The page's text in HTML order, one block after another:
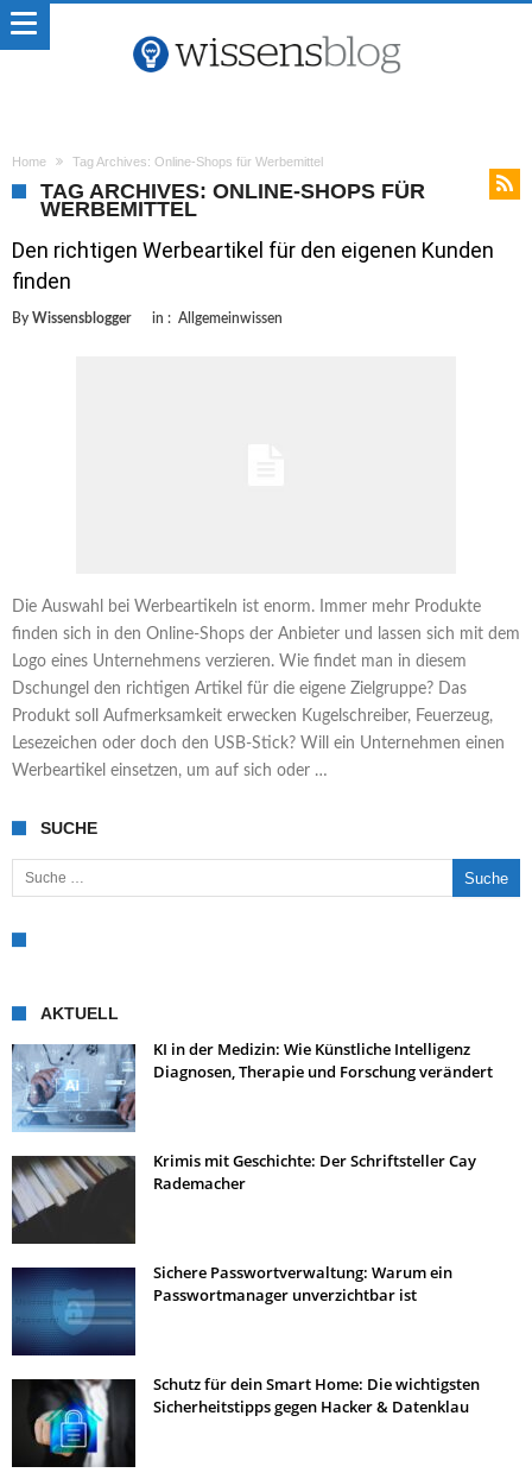
Home Tag Archives: Online-Shops für Werbemittel
TAG ARCHIVES: ONLINE-SHOPS FÜR
WERBEMITTEL
Den richtigen Werbeartikel für den eigenen Kunden
finden
By Wissensblogger in : Allgemeinwissen
Die Auswahl bei Werbeartikeln ist enorm. Immer mehr Produkte
finden sich in den Online-Shops der Anbieter und lassen sich mit dem
Logo eines Unternehmens verzieren. Wie findet man in diesem
Dschungel den richtigen Artikel für die eigene Zielgruppe? Das
Produkt soll Aufmerksamkeit erwecken Kugelschreiber, Feuerzeug,
Lesezeichen oder doch den USB-Stick? Will ein Unternehmen einen
Werbeartikel einsetzen, um auf sich oder …
SUCHE
Suche nach:
AKTUELL
KI in der Medizin: Wie Künstliche Intelligenz
Diagnosen, Therapie und Forschung verändert
Krimis mit Geschichte: Der Schriftsteller Cay
Rademacher
Sichere Passwortverwaltung: Warum ein
Passwortmanager unverzichtbar ist
Schutz für dein Smart Home: Die wichtigsten
Sicherheitstipps gegen Hacker & Datenklau